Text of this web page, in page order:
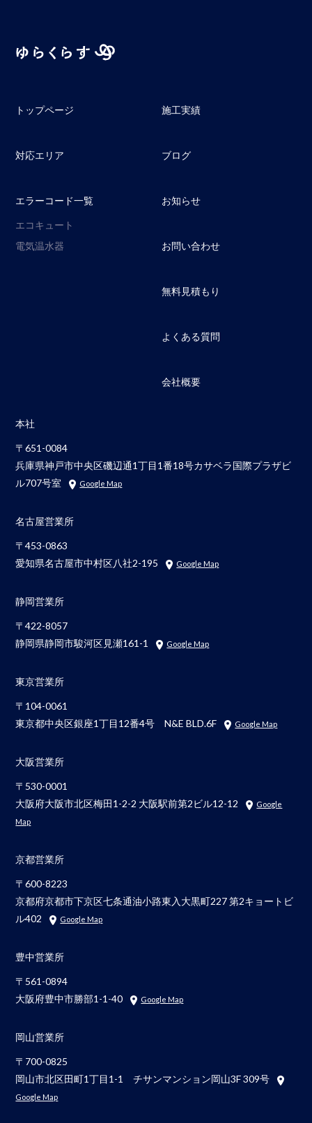
トップページ
対応エリア
エラーコード一覧
エコキュート
電気温水器
施工実績
ブログ
お知らせ
お問い合わせ
無料見積もり
よくある質問
会社概要
本社
〒651-0084
兵庫県神戸市中央区磯辺通1丁目1番18号カサベラ国際プラザビ
ル707号室
Google Map
名古屋営業所
〒453-0863
愛知県名古屋市中村区八社2-195
Google Map
静岡営業所
〒422-8057
静岡県静岡市駿河区見瀬161-1
Google Map
東京営業所
〒104-0061
東京都中央区銀座1丁目12番4号 N&E BLD.6F
Google Map
大阪営業所
〒530-0001
大阪府大阪市北区梅田1-2-2 大阪駅前第2ビル12-12
Google
Map
京都営業所
〒600-8223
京都府京都市下京区七条通油小路東入大黒町227 第2キョートビ
ル402
Google Map
豊中営業所
〒561-0894
大阪府豊中市勝部1-1-40
Google Map
岡山営業所
〒700-0825
岡山市北区田町1丁目1-1 チサンマンション岡山3F 309号
Google Map